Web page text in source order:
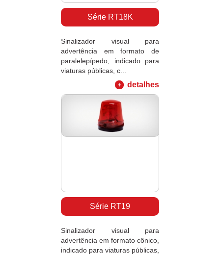
Série RT18K
Sinalizador visual para
advertência em formato de
paralelepípedo, indicado para
viaturas públicas, c...
detalhes
Série RT19
Sinalizador visual para
advertência em formato cônico,
indicado para viaturas públicas,